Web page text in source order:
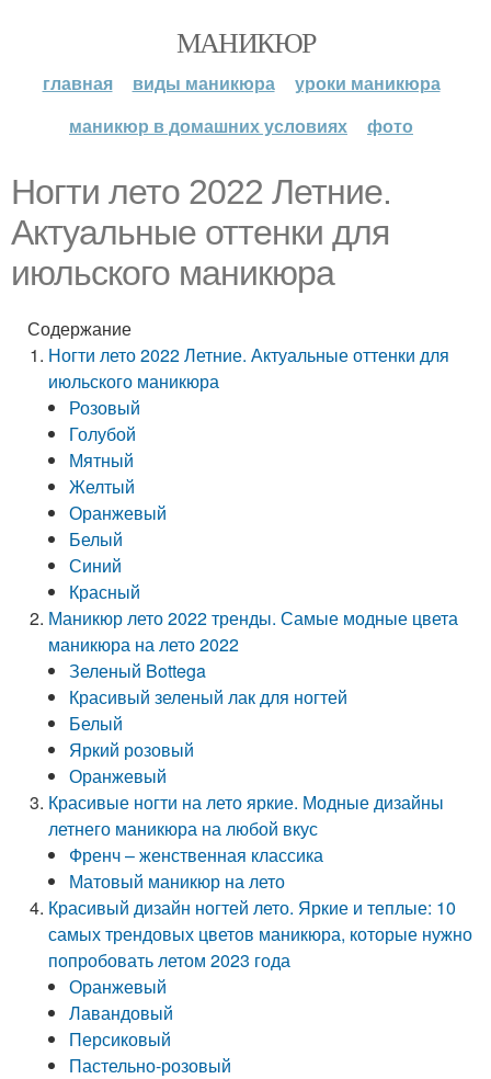
МАНИКЮР
главная виды маникюра
уроки маникюра
маникюр в домашних условиях
фото
Ногти лето 2022 Летние.
Актуальные оттенки для
июльского маникюра
Содержание
Ногти лето 2022 Летние. Актуальные оттенки для
июльского маникюра
Розовый
Голубой
Мятный
Желтый
Оранжевый
Белый
Синий
Красный
Маникюр лето 2022 тренды. Самые модные цвета
маникюра на лето 2022
Зеленый Bottega
Красивый зеленый лак для ногтей
Белый
Яркий розовый
Оранжевый
Красивые ногти на лето яркие. Модные дизайны
летнего маникюра на любой вкус
Френч – женственная классика
Матовый маникюр на лето
Красивый дизайн ногтей лето. Яркие и теплые: 10
самых трендовых цветов маникюра, которые нужно
попробовать летом 2023 года
Оранжевый
Лавандовый
Персиковый
Пастельно-розовый